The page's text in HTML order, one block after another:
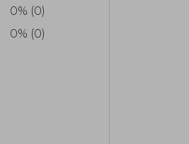
0% (0)
0% (0)